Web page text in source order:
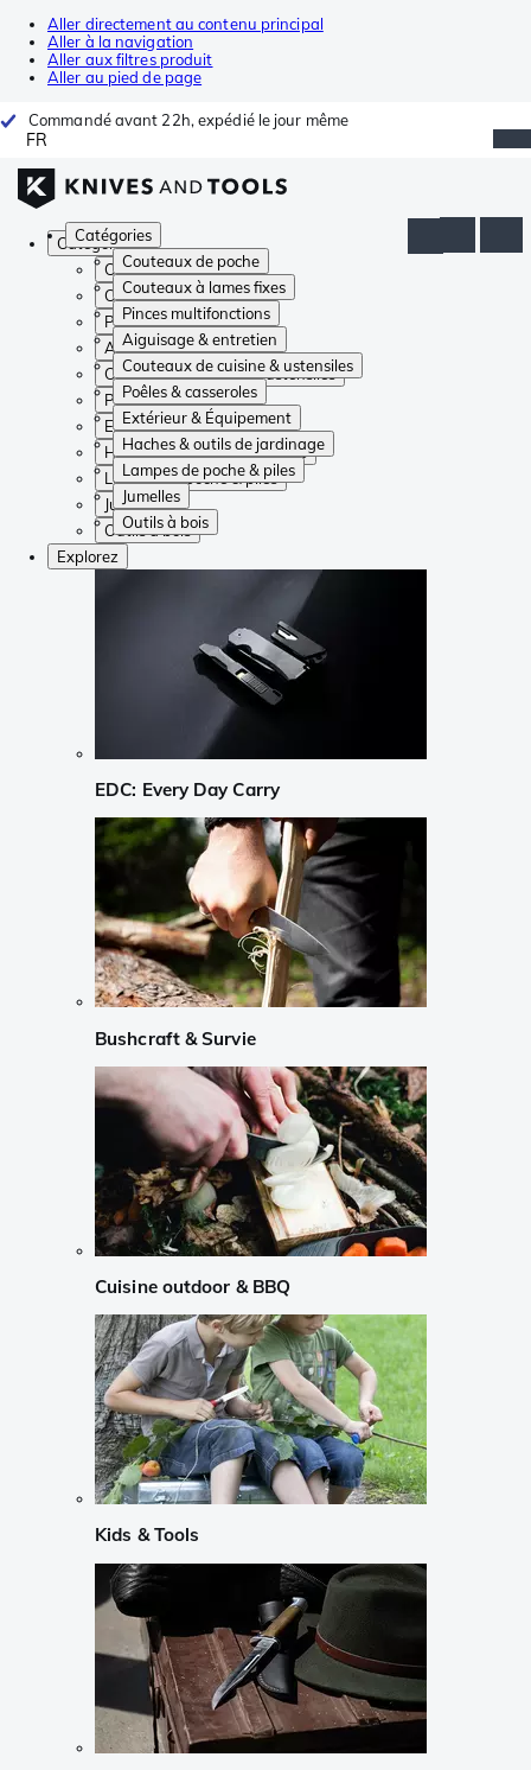
Aller directement au contenu principal
Aller à la navigation
Aller aux filtres produit
Aller au pied de page
Commandé avant 22h, expédié le jour même
FR
Catégories
Couteaux de poche
Couteaux à lames fixes
Pinces multifonctions
Aiguisage & entretien
Couteaux de cuisine & ustensiles
Poêles & casseroles
Extérieur & Équipement
Haches & outils de jardinage
Lampes de poche & piles
Jumelles
Outils à bois
Catégories
Couteaux de poche
Couteaux à lames fixes
Pinces multifonctions
Aiguisage & entretien
Couteaux de cuisine & ustensiles
Poêles & casseroles
Extérieur & Équipement
Haches & outils de jardinage
Lampes de poche & piles
Jumelles
Outils à bois
Explorez
EDC: Every Day Carry
Bushcraft & Survie
Cuisine outdoor & BBQ
Kids & Tools